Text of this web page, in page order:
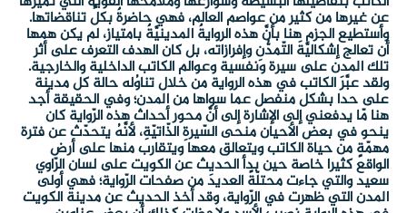
عن غيرها من كثير من عواصم العالم، فهي حاضرةٌ بكلِّ تناقضاتها.
وأستطيع الجزم هنا بأنَّ هذه الروايةٌ المدينيَّةٌ بامتياز، لم يكن همها
أن تعالج إشكاليَّةَ التّمدُّنِ وإفرازاته، بل كان الهدف التعرف على أثر
تلك المدن على سيرة ونفسية وعوالم الكاتب الداخلية والخارجية.
ولقد عبَّرَ الكاتب في هذه الرواية من خلال تناوُله حالة كل مدينة
على حدا بشكل منفصل عما سواها من المدن؛ وفي الحقيقة أجد
هنا مّا يدفعني إلى الإشارة إلى أنَّ محور أحداث هذه الرّواية كان
ينحو في بعض الأحيان منحى السّيرةِ الذّاتيّةِ، لأنَّهُ يتحدّث عن فترة
مهمّةٍ من حياة الكاتب ويتعالق معها ويتقارب منها على أرض
الواقع كثيرا خاصة حين بدأ الحديث عن الكويت على لسان الرّاوي
سعيد والتي جاءت محتلّةً العديدَ من صفحات الرّواية؛ فهي أولى
المدن التي ظهرت في الرّواية، وقد أخذ الحديث عن مدينة الكويت